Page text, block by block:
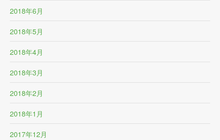
2018年6月
2018年5月
2018年4月
2018年3月
2018年2月
2018年1月
2017年12月